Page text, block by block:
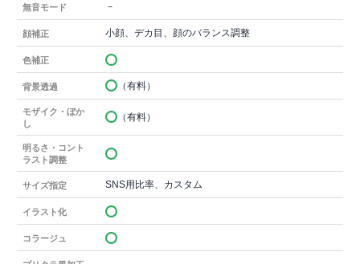
無音モード －
顔補正 小顔、デカ目、顔のバランス調整
色補正
背景透過 （有料）
モザイク・ぼか
し
（有料）
明るさ・コント
ラスト調整
サイズ指定 SNS用比率、カスタム
イラスト化
コラージュ